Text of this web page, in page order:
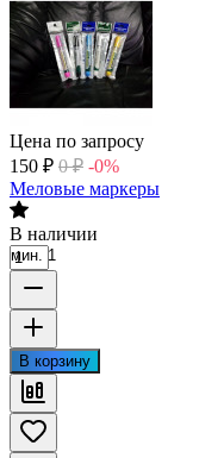
Цена по запросу
150 ₽ 0 ₽ -0%
Меловые маркеры
В наличии
мин. 1
В корзину